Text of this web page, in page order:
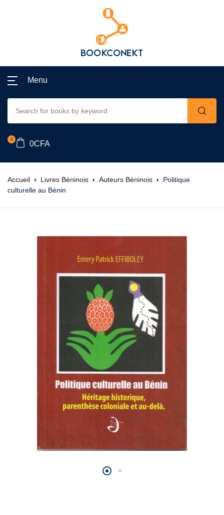
Menu
0
0CFA
Accueil Livres Béninois Auteurs Béninois
Politique
culturelle au Bénin